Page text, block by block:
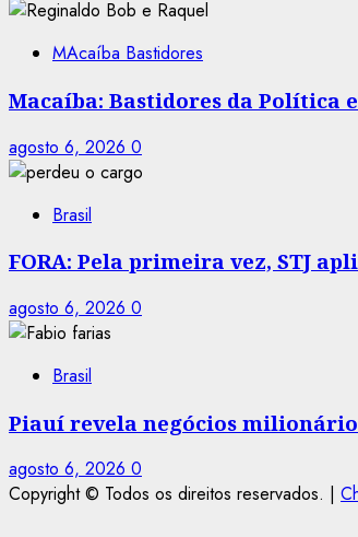
MAcaíba Bastidores
Macaíba: Bastidores da Política
agosto 6, 2026 0
Brasil
FORA: Pela primeira vez, STJ
agosto 6, 2026 0
Brasil
Piauí revela negócios
agosto 6, 2026 0
Copyright © Todos os direitos reservados. |